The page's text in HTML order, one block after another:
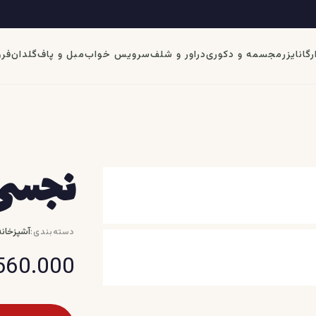
مجسمه و دکوریدراور و شلفسرویس خوابمبل و پافگلدان
دسته‌بندی: